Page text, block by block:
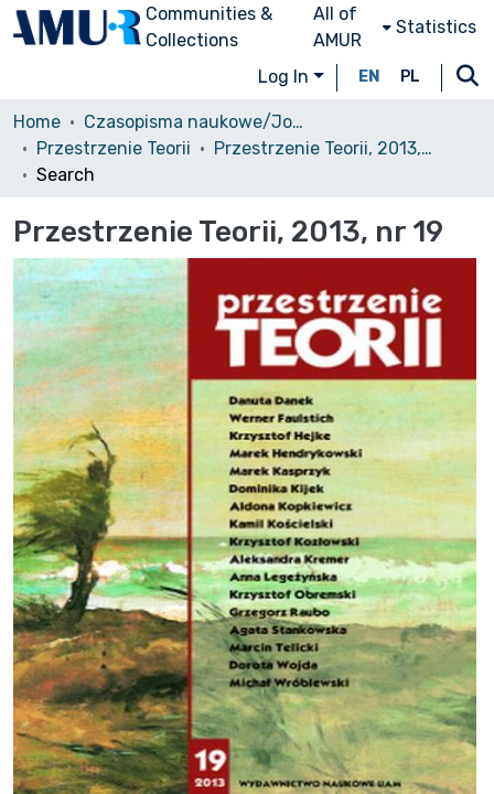
Communities &
Collections
All of
AMUR
Statistics
Log In EN PL
Home
Czasopisma naukowe/Journals
Przestrzenie Teorii
Przestrzenie Teorii, 2013, nr 19
Search
Przestrzenie Teorii, 2013, nr 19